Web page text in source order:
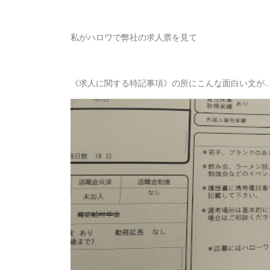
私がハロワで弊社の求人票を見て
《求人に関する特記事項》の所にこんな面白い文が